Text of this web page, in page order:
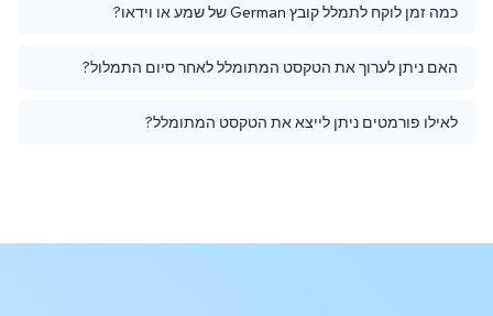
כמה זמן לוקח לתמלל קובץ German של שמע או וידאו?
האם ניתן לערוך את הטקסט המתומלל לאחר סיום התמלול?
לאילו פורמטים ניתן לייצא את הטקסט המתומלל?